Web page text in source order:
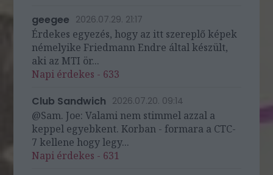
geegee 2026.07.29. 21:17
Érdekes egyezés, hogy az itt szereplő képek
némelyike Friedmann Endre által készült,
aki az MTI ör...
Napi érdekes - 633
Club Sandwich 2026.07.20. 09:14
@Sam. Joe: Valami nem stimmel azzal a
keppel egyebkent. Korban - formara a CTC-
7 kellene hogy legy...
Napi érdekes - 631